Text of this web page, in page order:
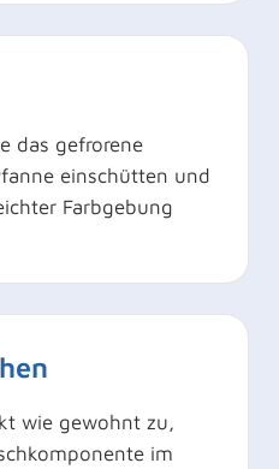
das gefrorene
einschütten und
Farbgebung
wie gewohnt zu,
im